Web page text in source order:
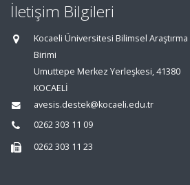
İletişim Bilgileri
Kocaeli Üniversitesi Bilimsel
Birimi
Umuttepe Merkez Yerleşkesi, 41380
KOCAELİ
avesis.destek@kocaeli.edu.tr
0262 303 11 09
0262 303 11 23